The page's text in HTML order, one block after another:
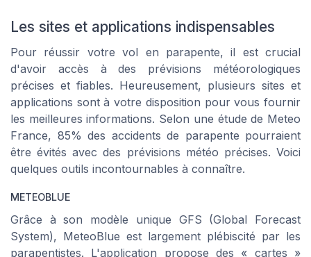
Les sites et applications indispensables
Pour réussir votre vol en parapente, il est crucial
d'avoir accès à des prévisions météorologiques
précises et fiables. Heureusement, plusieurs sites et
applications sont à votre disposition pour vous fournir
les meilleures informations. Selon une étude de Meteo
France, 85% des accidents de parapente pourraient
être évités avec des prévisions météo précises. Voici
quelques outils incontournables à connaître.
METEOBLUE
Grâce à son modèle unique GFS (Global Forecast
System), MeteoBlue est largement plébiscité par les
parapentistes. L'application propose des « cartes »